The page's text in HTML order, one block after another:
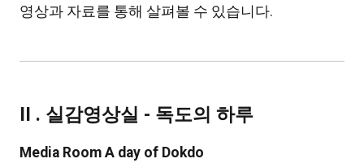
영상과 자료를 통해 살펴볼 수 있습니다.
II . 실감영상실 - 독도의 하루
Media Room A day of Dokdo